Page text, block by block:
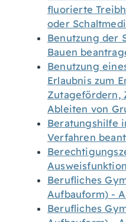
fluorierte
oder
Benutzung der
Bauen
Benutzung
Erlaubnis zum
Zutagefördern,
Ableiten von
Beratungshilfe
Verfahren
Berufliches
Aufbauform) -
Berufliches